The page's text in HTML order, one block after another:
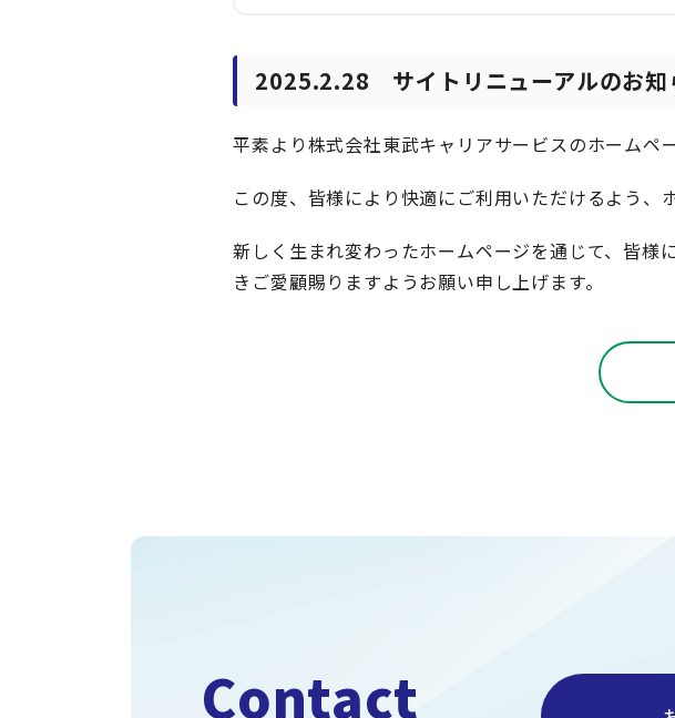
2025.2.28 サイトリニューアルのお知
平素より株式会社東武キャリアサービスのホームペ
この度、皆様により快適にご利用いただけるよう、
新しく生まれ変わったホームページを通じて、皆様
きご愛顧賜りますようお願い申し上げます。
Contact